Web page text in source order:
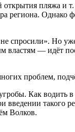
пляжа и т.
региона. Однако
спросили». Но
властям — идёт
проблем,
Как водить
введении такого
Волков.